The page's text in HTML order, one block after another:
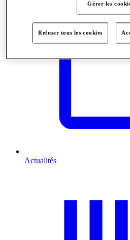
Actualités
Gérer les
Refuser tous les cookies